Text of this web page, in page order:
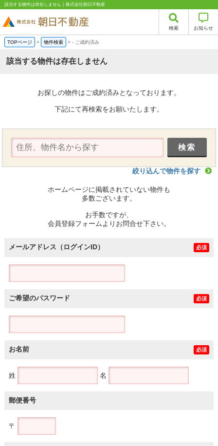
該当する物件は存在しません｜株式会社朝日不動産
検索 お知らせ
TOPページ > 物件検索 >- ご成約済み
該当する物件は存在しません
お探しの物件はご成約済みとなっております。
下記にて再検索をお願いたします。
絞り込んで物件を探す
ホームページに掲載されていない物件も
多数ございます。
お手数ですが、
会員登録フォームよりお問合せ下さい。
メールアドレス（ログインID） 必須
ご希望のパスワード 必須
お名前 必須
姓 名
郵便番号
〒